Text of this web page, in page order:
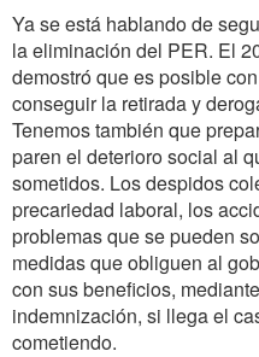
Ya se está hablando de
la eliminación del PER. El
demostró que es posible
conseguir la retirada y
Tenemos también que
paren el deterioro social al
sometidos. Los despidos
precariedad laboral, los
problemas que se pueden
medidas que obliguen al
con sus beneficios,
indemnización, si llega el
cometiendo.